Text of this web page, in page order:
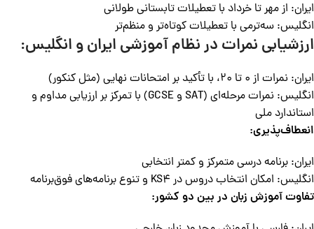
ایران: از مهر تا خرداد با تعطیلات تابستانی طولانی
انگلیس: سه‌ترمی با تعطیلات کوتاه‌تر و منظم‌تر
ارزشیابی نمرات در نظام آموزشی ایران و انگلیس:
ایران: نمرات از 0 تا 20، با تأکید بر امتحانات نهایی (مثل کنکور)
انگلیس: نمرات مرحله‌ای (SAT و GCSE) با تمرکز بر ارزیابی مداوم و
استاندارد ملی
انعطاف‌پذیری:
ایران: برنامه درسی متمرکز و کمتر انتخابی
انگلیس: امکان انتخاب دروس در KS4 و تنوع برنامه‌های فوق‌برنامه
تفاوت آموزش زبان در بین دو کشور: